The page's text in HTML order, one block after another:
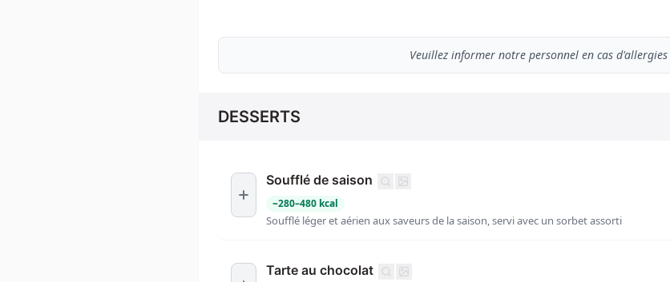
Veuillez informer notre personnel en cas d'allergies
DESSERTS
Soufflé de saison
~280–480 kcal
Soufflé léger et aérien aux saveurs de la saison, servi avec un sorbet assorti
Tarte au chocolat